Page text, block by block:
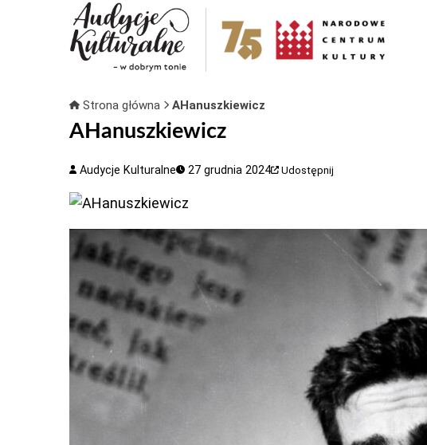
Strona główna AHanuszkiewicz
AHanuszkiewicz
Audycje Kulturalne 27 grudnia 2024 Udostępnij